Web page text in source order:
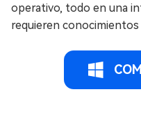
operativo, todo en una
requieren